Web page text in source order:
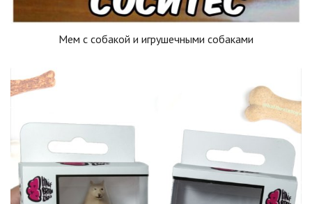
Мем с собакой и игрушечными собаками